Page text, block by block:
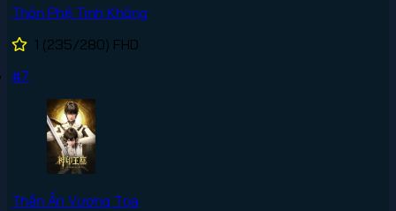
Thôn Phệ Tinh Không
1 (235/280) FHD
#7
Thần Ấn Vương Tọa